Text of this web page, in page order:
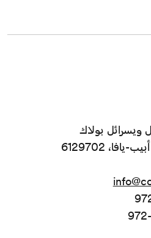
ويسرائل بولاك